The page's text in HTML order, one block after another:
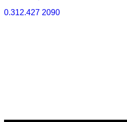
0.312.427 2090